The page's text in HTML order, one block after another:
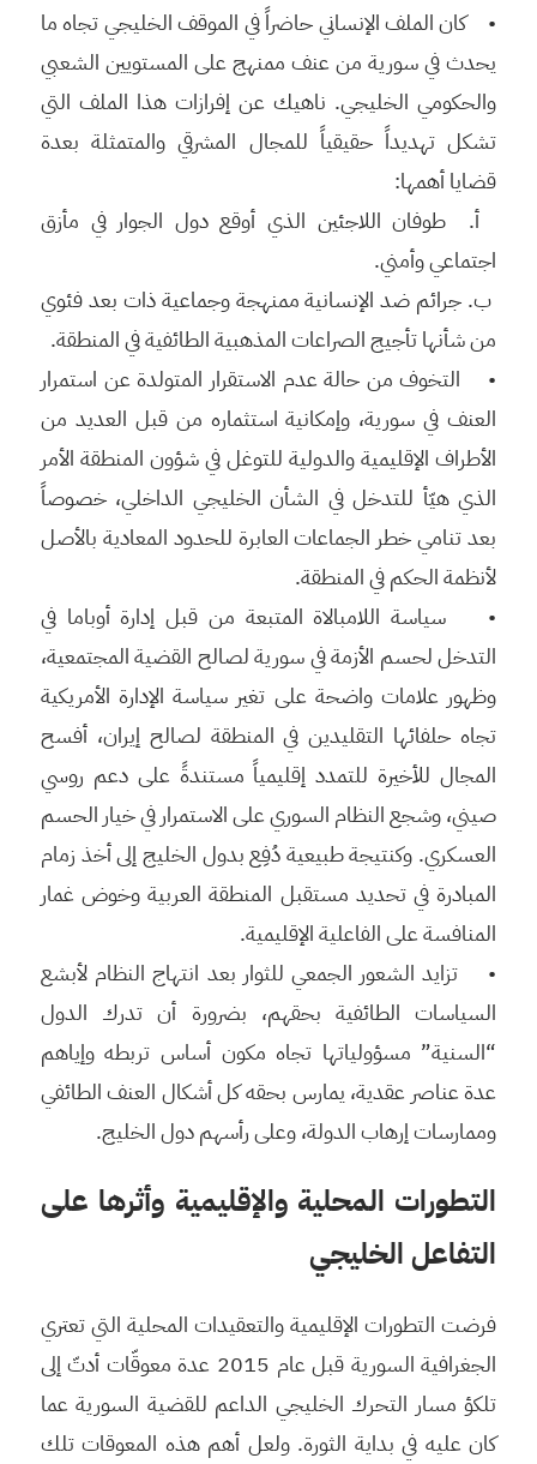
• كان الملف الإنساني حاضراً في الموقف الخليجي تجاه ما
يحدث في سورية من عنف ممنهج على المستويين الشعبي
والحكومي الخليجي. ناهيك عن إفرازات هذا الملف التي
تشكل تهديداً حقيقياً للمجال المشرقي والمتمثلة بعدة
قضايا أهمها:
أ. طوفان اللاجئين الذي أوقع دول الجوار في مأزق
اجتماعي وأمني.
ب. جرائم ضد الإنسانية ممنهجة وجماعية ذات بعد فئوي
من شأنها تأجيج الصراعات المذهبية الطائفية في المنطقة.
• التخوف من حالة عدم الاستقرار المتولدة عن استمرار
العنف في سورية، وإمكانية استثماره من قبل العديد من
الأطراف الإقليمية والدولية للتوغل في شؤون المنطقة الأمر
الذي هيّأ للتدخل في الشأن الخليجي الداخلي، خصوصاً
بعد تنامي خطر الجماعات العابرة للحدود المعادية بالأصل
لأنظمة الحكم في المنطقة.
• سياسة اللامبالاة المتبعة من قبل إدارة أوباما في
التدخل لحسم الأزمة في سورية لصالح القضية المجتمعية،
وظهور علامات واضحة على تغير سياسة الإدارة الأمريكية
تجاه حلفائها التقليدين في المنطقة لصالح إيران، أفسح
المجال للأخيرة للتمدد إقليمياً مستندةً على دعم روسي
صيني، وشجع النظام السوري على الاستمرار في خيار الحسم
العسكري. وكنتيجة طبيعية دُفِع بدول الخليج إلى أخذ زمام
المبادرة في تحديد مستقبل المنطقة العربية وخوض غمار
المنافسة على الفاعلية الإقليمية.
• تزايد الشعور الجمعي للثوار بعد انتهاج النظام لأبشع
السياسات الطائفية بحقهم، بضرورة أن تدرك الدول
“السنية” مسؤولياتها تجاه مكون أساس تربطه وإياهم
عدة عناصر عقدية، يمارس بحقه كل أشكال العنف الطائفي
وممارسات إرهاب الدولة، وعلى رأسهم دول الخليج.
التطورات المحلية والإقليمية وأثرها على
التفاعل الخليجي
فرضت التطورات الإقليمية والتعقيدات المحلية التي تعتري
الجغرافية السورية قبل عام 2015 عدة معوقّات أدتّ إلى
تلكؤ مسار التحرك الخليجي الداعم للقضية السورية عما
كان عليه في بداية الثورة. ولعل أهم هذه المعوقات تلك